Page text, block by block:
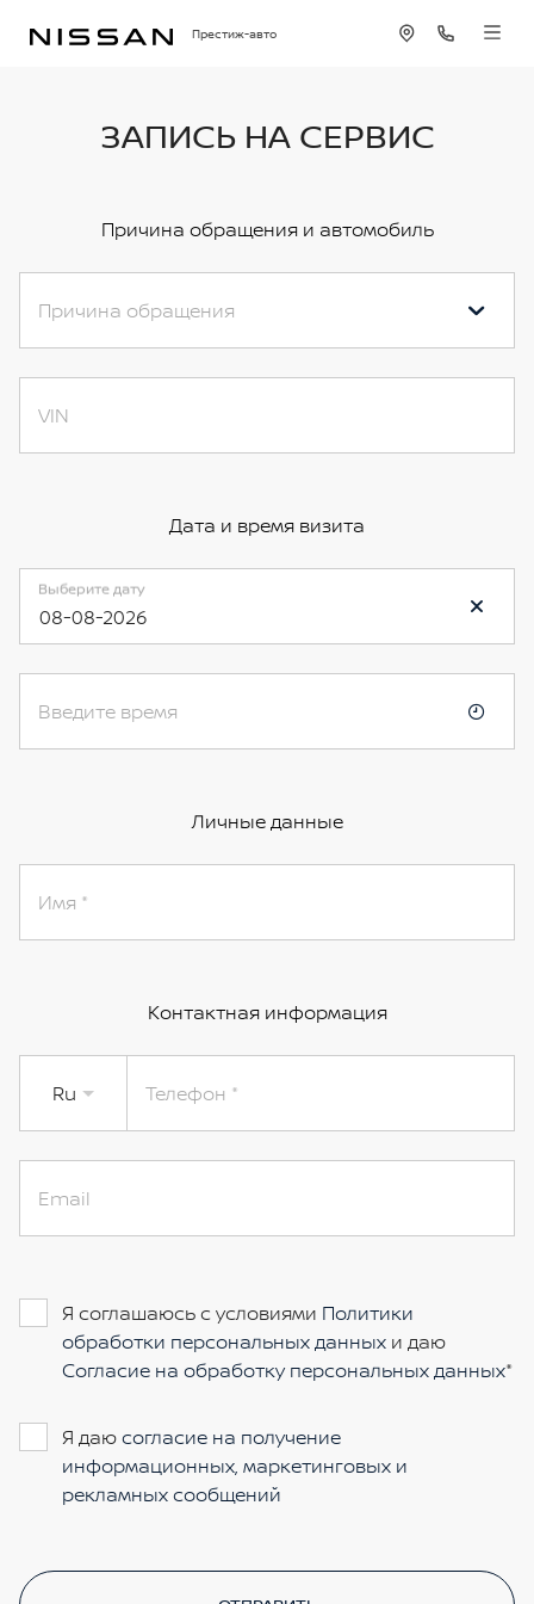
Престиж-авто
ЗАПИСЬ НА СЕРВИС
Причина обращения и автомобиль
Причина обращения
VIN
Дата и время визита
08-08-2026
Выберите дату
Введите время
Личные данные
Имя
Контактная информация
Ru Телефон
Email
Я соглашаюсь с условиями Политики
обработки персональных данных и даю
Согласие на обработку персональных данных
Я даюсогласие на получение
информационных, маркетинговых и
рекламных сообщений